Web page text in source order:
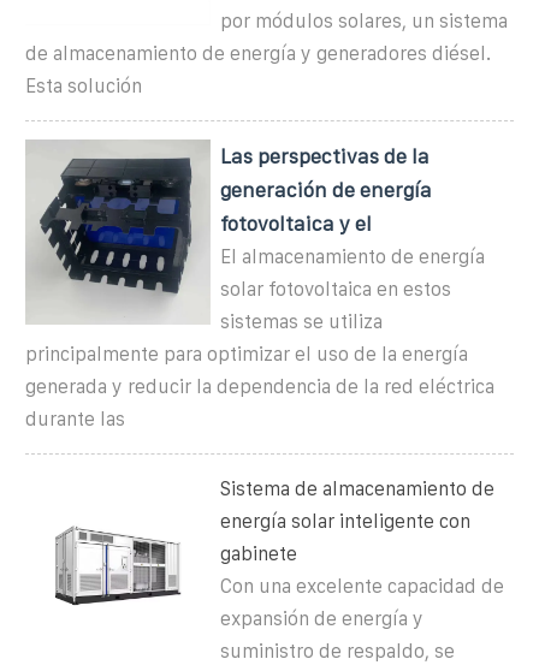
por módulos solares, un sistema
de almacenamiento de energía y generadores diésel.
Esta solución
Las perspectivas de la
generación de energía
fotovoltaica y el
El almacenamiento de energía
solar fotovoltaica en estos
sistemas se utiliza
principalmente para optimizar el uso de la energía
generada y reducir la dependencia de la red eléctrica
durante las
Sistema de almacenamiento de
energía solar inteligente con
gabinete
Con una excelente capacidad de
expansión de energía y
suministro de respaldo, se